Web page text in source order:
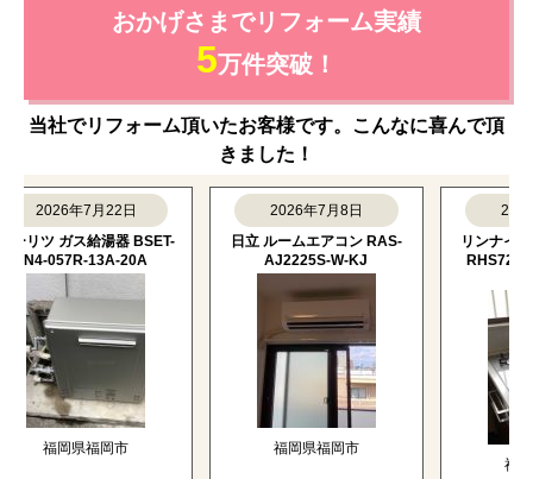
おかげさまでリフォーム実績
5万件突破！
当社でリフォーム頂いたお客様です。こんなに喜んで頂
きました！
2026年7月22日
ツ ガス給湯器 BSET-
057R-13A-20A
福岡県福岡市
2026年7月8日
日立 ルームエアコン RAS-
AJ2225S-W-KJ
福岡県福岡市
2026年7
リンナイ ビル
福岡県